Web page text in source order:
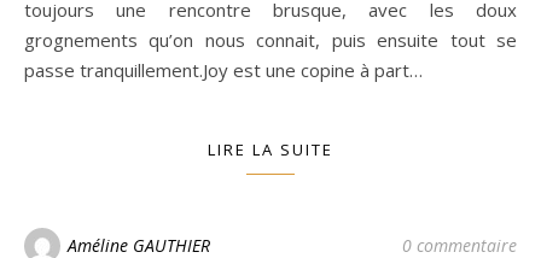
toujours une rencontre brusque, avec les doux
grognements qu’on nous connait, puis ensuite tout se
passe tranquillement.Joy est une copine à part…
LIRE LA SUITE
Améline GAUTHIER 0 commentaire